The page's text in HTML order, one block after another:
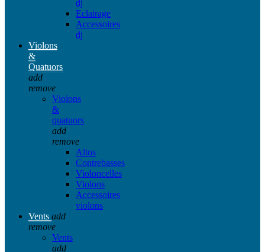
dj
Eclairage
Accessoires
dj
Violons
&
Quatuors
add
remove
Violons
&
quatuors
add
remove
Altos
Contrebasses
Violoncelles
Violons
Accessoires
violons
Vents add
remove
Vents
add